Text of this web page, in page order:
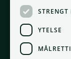
Ressurser
Ordbok
Innsikt
Docs
YTELSE